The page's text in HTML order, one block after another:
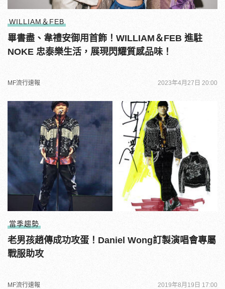
WILLIAM＆FEB
畢書盡、韋禮安御用首飾！WILLIAM＆FEB 進駐
NOKE 忠泰樂生活，展現閃耀質感品味！
MF流行速報 2023年4月27日 20:00
當季趨勢
老男孩趙傳成功攻蛋！Daniel Wong訂製演唱會專屬
戰服助攻
MF流行速報 2019年8月19日 17:00